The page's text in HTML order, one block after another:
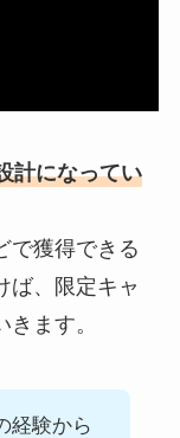
計になってい
で獲得できる
ば、限定キャ
ます。
経験から